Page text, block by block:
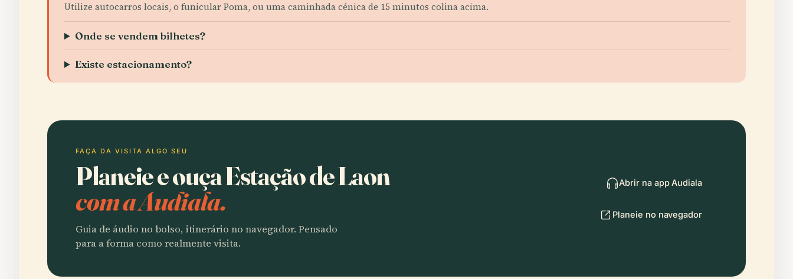
Utilize autocarros locais, o funicular Poma, ou uma caminhada cénica de 15 minutos colina acima.
Onde se vendem bilhetes?
Existe estacionamento?
FAÇA DA VISITA ALGO SEU
Planeie e ouça Estação de Laon
com a Audiala.
Guia de áudio no bolso, itinerário no navegador. Pensado
para a forma como realmente visita.
Abrir na app Audiala
Planeie no navegador